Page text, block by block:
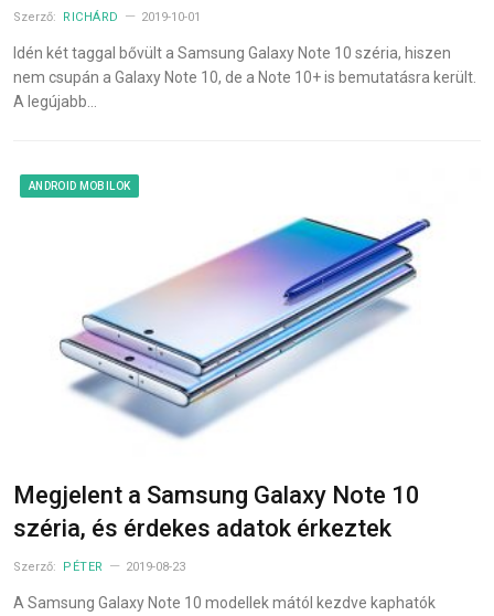
Szerző: RICHÁRD 2019-10-01
Idén két taggal bővült a Samsung Galaxy Note 10 széria, hiszen
nem csupán a Galaxy Note 10, de a Note 10+ is bemutatásra került.
A legújabb…
ANDROID MOBILOK
Megjelent a Samsung Galaxy Note 10
széria, és érdekes adatok érkeztek
Szerző: PÉTER 2019-08-23
A Samsung Galaxy Note 10 modellek mától kezdve kaphatók